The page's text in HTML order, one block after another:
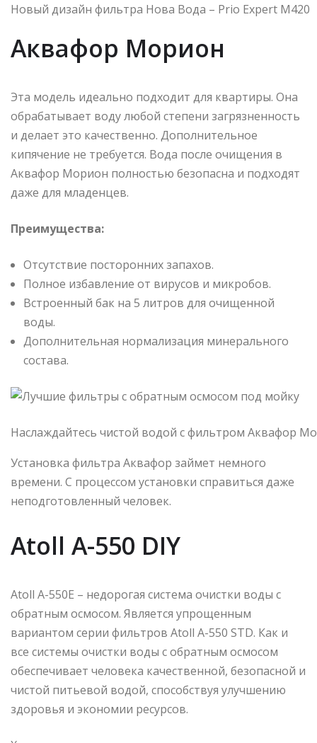
Новый дизайн фильтра Нова Вода – Prio Expert M420
Аквафор Морион
Эта модель идеально подходит для квартиры. Она
обрабатывает воду любой степени загрязненность
и делает это качественно. Дополнительное
кипячение не требуется. Вода после очищения в
Аквафор Морион полностью безопасна и подходят
даже для младенцев.
Преимущества:
Отсутствие посторонних запахов.
Полное избавление от вирусов и микробов.
Встроенный бак на 5 литров для очищенной
воды.
Дополнительная нормализация минерального
состава.
Наслаждайтесь чистой водой с фильтром Аквафор
Установка фильтра Аквафор займет немного
времени. С процессом установки справиться даже
неподготовленный человек.
Atoll A-550 DIY
Atoll А-550Е – недорогая система очистки воды с
обратным осмосом. Является упрощенным
вариантом серии фильтров Atoll A-550 STD. Как и
все системы очистки воды с обратным осмосом
обеспечивает человека качественной, безопасной и
чистой питьевой водой, способствуя улучшению
здоровья и экономии ресурсов.